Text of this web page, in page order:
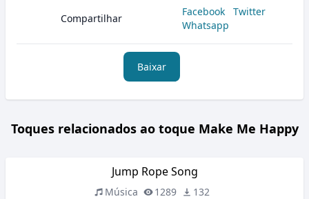
Compartilhar
Facebook
Twitter
Whatsapp
Baixar
Toques relacionados ao toque Make Me Happy
Jump Rope Song
Música 1289 132